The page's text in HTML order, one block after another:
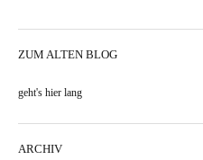
ZUM ALTEN BLOG
geht's hier lang
ARCHIV